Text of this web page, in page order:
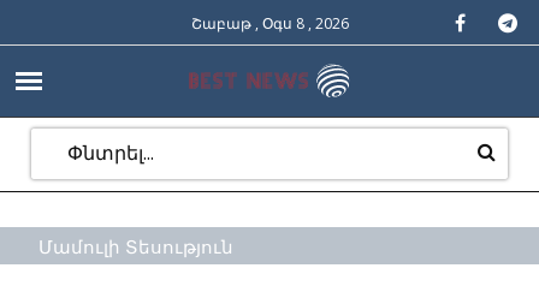
Շաբաթ , Օգս 8 , 2026
Մամուլի Տեսություն